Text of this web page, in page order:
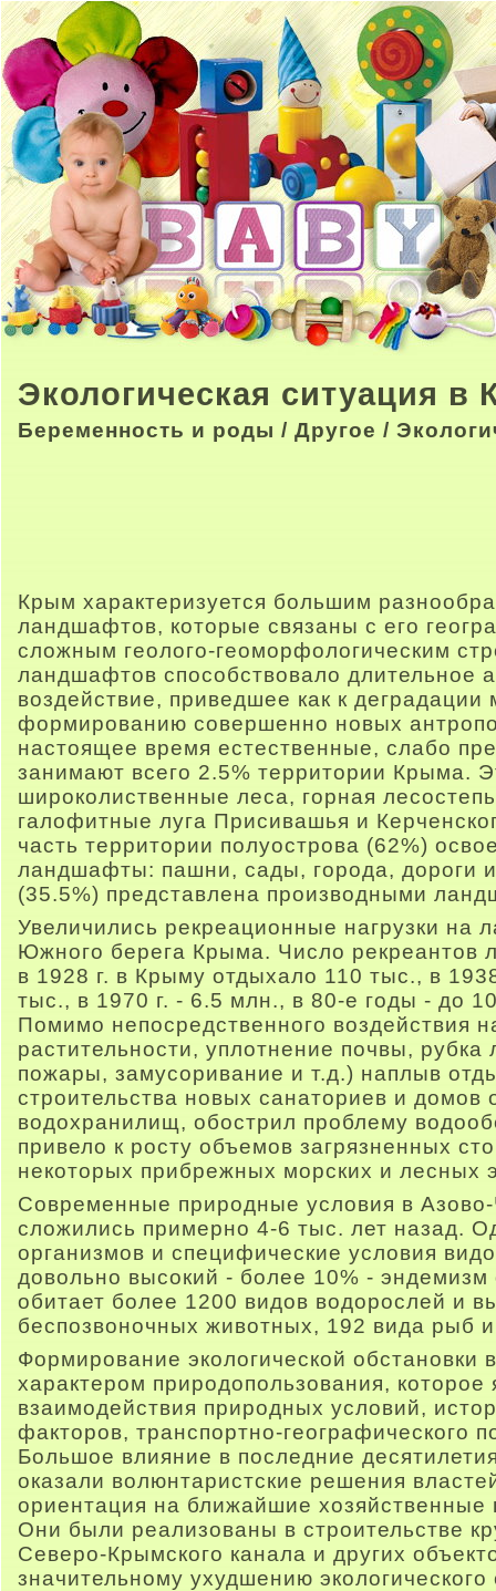
Экологическая ситуация в
Беременность и роды / Другое /
Крым характеризуется большим
ландшафтов, которые связаны с его
сложным геолого-геоморфологическим
ландшафтов способствовало длительное
воздействие, приведшее как к деградации
формированию совершенно новых
настоящее время естественные, слабо
занимают всего 2.5% территории Крыма.
широколиственные леса, горная
галофитные луга Присивашья и
часть территории полуострова (62%)
ландшафты: пашни, сады, города, дороги
(35.5%) представлена производными
Увеличились рекреационные нагрузки на
Южного берега Крыма. Число рекреантов
в 1928 г. в Крыму отдыхало 110 тыс., в
тыс., в 1970 г. - 6.5 млн., в 80-е годы - до
Помимо непосредственного воздействия
растительности, уплотнение почвы,
пожары, замусоривание и т.д.) наплыв
строительства новых санаториев и домов
водохранилищ, обострил проблему
привело к росту объемов загрязненных
некоторых прибрежных морских и лесных
Современные природные условия в
сложились примерно 4-6 тыс. лет назад.
организмов и специфические условия
довольно высокий - более 10% -
обитает более 1200 видов водорослей и
беспозвоночных животных, 192 вида рыб
Формирование экологической обстановки
характером природопользования, которое
взаимодействия природных условий,
факторов, транспортно-географического
Большое влияние в последние
оказали волюнтаристские решения
ориентация на ближайшие хозяйственные
Они были реализованы в строительстве
Северо-Крымского канала и других
значительному ухудшению экологического